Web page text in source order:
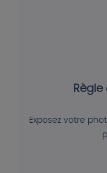
Règle
Exposez votre